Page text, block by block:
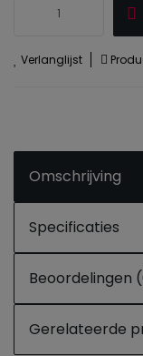
Verlanglijst
Omschrijving
Specificaties
Beoordelingen
Gerelateerde